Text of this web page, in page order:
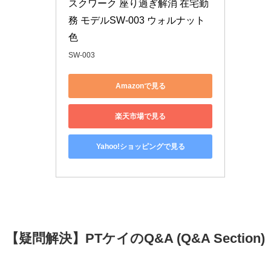
スクワーク 座り過ぎ解消 在宅勤
務 モデルSW-003 ウォルナット
色
SW-003
Amazonで見る
楽天市場で見る
Yahoo!ショッピングで見る
【疑問解決】PTケイのQ&A (Q&A Section)